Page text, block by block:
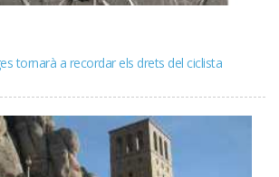
tornarà a recordar els drets del ciclista